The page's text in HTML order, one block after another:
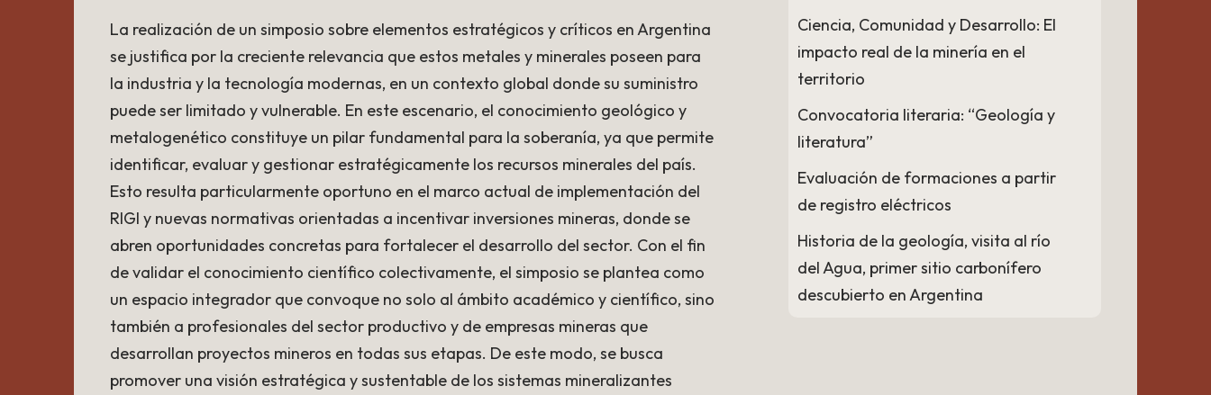
La realización de un simposio sobre elementos estratégicos y críticos en Argentina
se justifica por la creciente relevancia que estos metales y minerales poseen para
la industria y la tecnología modernas, en un contexto global donde su suministro
puede ser limitado y vulnerable. En este escenario, el conocimiento geológico y
metalogenético constituye un pilar fundamental para la soberanía, ya que permite
identificar, evaluar y gestionar estratégicamente los recursos minerales del país.
Esto resulta particularmente oportuno en el marco actual de implementación del
RIGI y nuevas normativas orientadas a incentivar inversiones mineras, donde se
abren oportunidades concretas para fortalecer el desarrollo del sector. Con el fin
de validar el conocimiento científico colectivamente, el simposio se plantea como
un espacio integrador que convoque no solo al ámbito académico y científico, sino
también a profesionales del sector productivo y de empresas mineras que
desarrollan proyectos mineros en todas sus etapas. De este modo, se busca
promover una visión estratégica y sustentable de los sistemas mineralizantes
Ciencia, Comunidad y Desarrollo: El
impacto real de la minería en el
territorio
Convocatoria literaria: “Geología y
literatura”
Evaluación de formaciones a partir
de registro eléctricos
Historia de la geología, visita al río
del Agua, primer sitio carbonífero
descubierto en Argentina